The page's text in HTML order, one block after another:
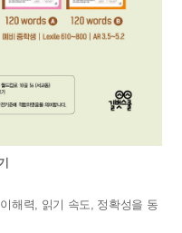
해력, 읽기 속도, 정확성을 동